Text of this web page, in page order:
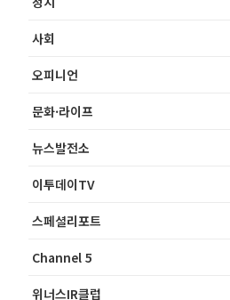
사회
오피니언
문화·라이프
뉴스발전소
이투데이TV
스페셜리포트
Channel 5
위너스IR클럽